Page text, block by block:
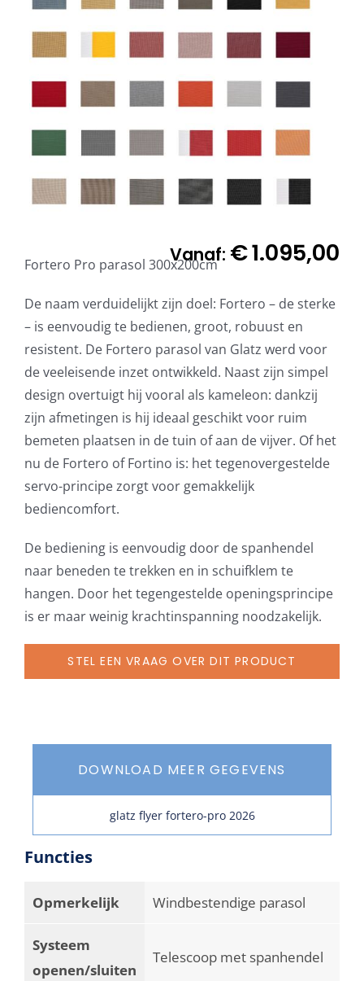
Vanaf: €1.095,00
Fortero Pro parasol 300x200cm
De naam verduidelijkt zijn doel: Fortero – de sterke
– is eenvoudig te bedienen, groot, robuust en
resistent. De Fortero parasol van Glatz werd voor
de veeleisende inzet ontwikkeld. Naast zijn simpel
design overtuigt hij vooral als kameleon: dankzij
zijn afmetingen is hij ideaal geschikt voor ruim
bemeten plaatsen in de tuin of aan de vijver. Of het
nu de Fortero of Fortino is: het tegenovergestelde
servo-principe zorgt voor gemakkelijk
bediencomfort.
De bediening is eenvoudig door de spanhendel
naar beneden te trekken en in schuifklem te
hangen. Door het tegengestelde openingsprincipe
is er maar weinig krachtinspanning noodzakelijk.
STEL EEN VRAAG OVER DIT PRODUCT
DOWNLOAD MEER GEGEVENS
glatz flyer fortero-pro 2026
Functies
Opmerkelijk Windbestendige parasol
Systeem
openen/sluiten
Telescoop met spanhendel